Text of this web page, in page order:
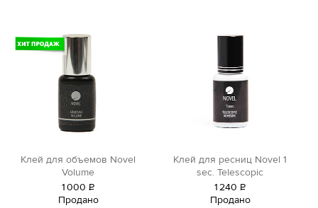
Клей для объемов Novel
Volume
1000 Р
уб.
Продано
Клей для ресниц Novel 1
sec. Telescopic
1240 Р
уб.
Продано